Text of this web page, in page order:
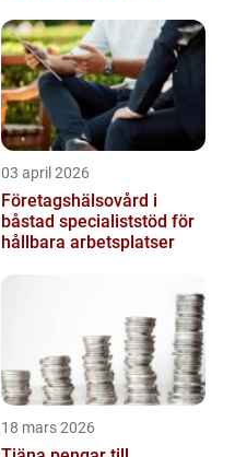
03 april 2026
Företagshälsovård i
båstad specialiststöd för
hållbara arbetsplatser
18 mars 2026